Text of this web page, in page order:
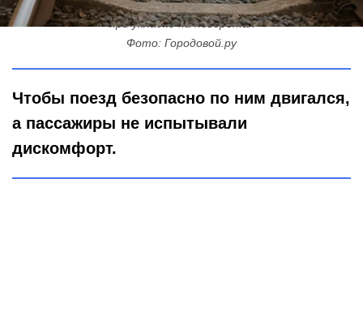
Шпалы-шпалы, едет поезд запоздалый: как на РЖД гнут рельсы
при укладке на поворотах
Фото: Городовой.ру
Чтобы поезд безопасно по ним двигался,
а пассажиры не испытывали
дискомфорт.